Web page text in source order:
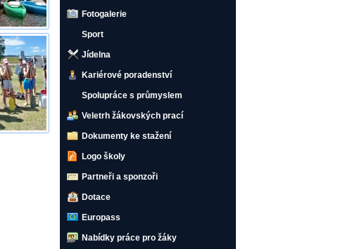
Fotogalerie
Sport
Jídelna
Kariérové poradenství
Spolupráce s průmyslem
Veletrh žákovských prací
Dokumenty ke stažení
Logo školy
Partneři a sponzoři
Dotace
Europass
Nabídky práce pro žáky